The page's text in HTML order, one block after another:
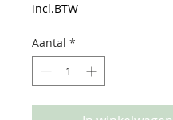
incl.BTW
Aantal *